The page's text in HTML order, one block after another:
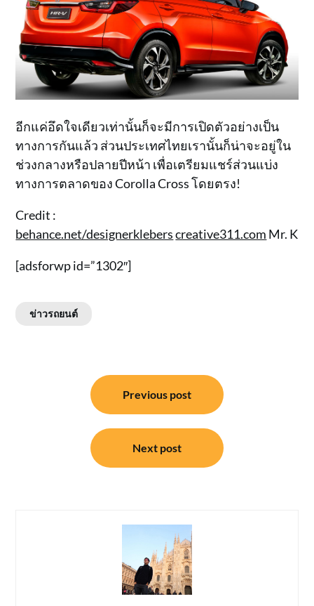
อีกแค่อึดใจเดียวเท่านั้นก็จะมีการเปิดตัวอย่างเป็น
ทางการกันแล้ว ส่วนประเทศไทยเรานั้นก็น่าจะอยู่ใน
ช่วงกลางหรือปลายปีหน้า เพื่อเตรียมแชร์ส่วนแบ่ง
ทางการตลาดของ Corolla Cross โดยตรง!
Credit :
behance.net/designerklebers creative311.com Mr. K
[adsforwp id=”1302″]
ข่าวรถยนต์
Previous post
Next post